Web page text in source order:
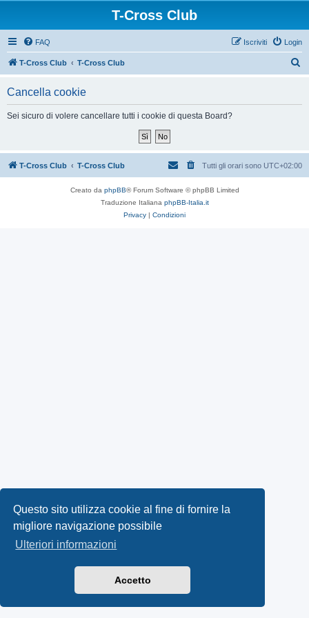
Questo sito utilizza cookie al fine di fornire la
migliore navigazione possibile
Ulteriori informazioni
Accetto
T-Cross Club
FAQ Login
Iscriviti
T-Cross Club T-Cross Club
Cancella cookie
Sei sicuro di volere cancellare tutti i cookie di questa Board?
T-Cross Club T-Cross Club Tutti gli orari sono UTC+02:00
Creato da phpBB® Forum Software © phpBB Limited
Traduzione Italiana phpBB-Italia.it
Privacy | Condizioni